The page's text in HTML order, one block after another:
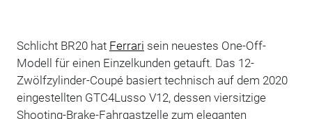
Schlicht BR20 hat Ferrari sein neuestes One-Off-
Modell für einen Einzelkunden getauft. Das 12-
Zwölfzylinder-Coupé basiert technisch auf dem 2020
eingestellten GTC4Lusso V12, dessen viersitzige
Shooting-Brake-Fahrgastzelle zum eleganten